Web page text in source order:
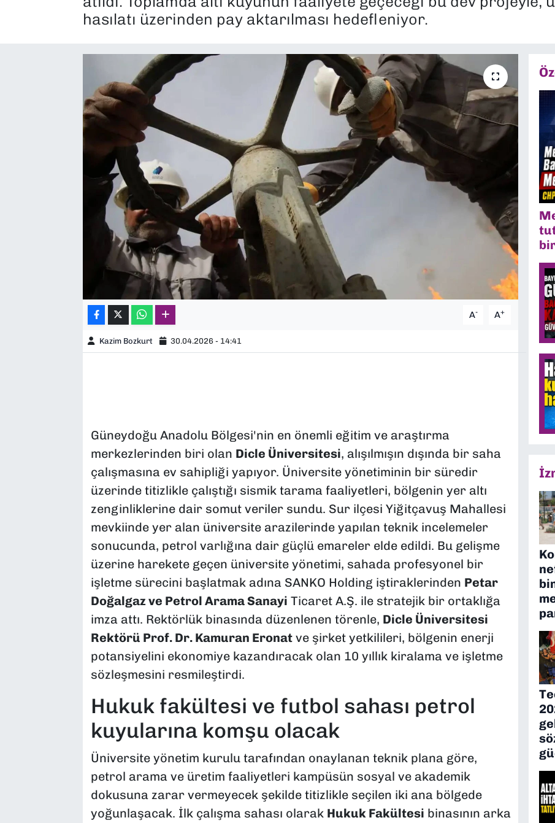
hasılatı üzerinden pay aktarılması hedefleniyor.
A- A+
Kazim Bozkurt 30.04.2026 - 14:41
Güneydoğu Anadolu Bölgesi'nin en önemli eğitim ve araştırma
merkezlerinden biri olan Dicle Üniversitesi, alışılmışın dışında bir saha
çalışmasına ev sahipliği yapıyor. Üniversite yönetiminin bir süredir
üzerinde titizlikle çalıştığı sismik tarama faaliyetleri, bölgenin yer altı
zenginliklerine dair somut veriler sundu. Sur ilçesi Yiğitçavuş Mahallesi
mevkiinde yer alan üniversite arazilerinde yapılan teknik incelemeler
sonucunda, petrol varlığına dair güçlü emareler elde edildi. Bu gelişme
üzerine harekete geçen üniversite yönetimi, sahada profesyonel bir
işletme sürecini başlatmak adına SANKO Holding iştiraklerinden Petar
Doğalgaz ve Petrol Arama Sanayi Ticaret A.Ş. ile stratejik bir ortaklığa
imza attı. Rektörlük binasında düzenlenen törenle, Dicle Üniversitesi
Rektörü Prof. Dr. Kamuran Eronatve şirket yetkilileri, bölgenin enerji
potansiyelini ekonomiye kazandıracak olan 10 yıllık kiralama ve işletme
sözleşmesini resmileştirdi.
Hukuk fakültesi ve futbol sahası petrol
kuyularına komşu olacak
Üniversite yönetim kurulu tarafından onaylanan teknik plana göre,
petrol arama ve üretim faaliyetleri kampüsün sosyal ve akademik
dokusuna zarar vermeyecek şekilde titizlikle seçilen iki ana bölgede
yoğunlaşacak. İlk çalışma sahası olarak Hukuk Fakültesi binasının arka
YEREL YÖNETİMLER